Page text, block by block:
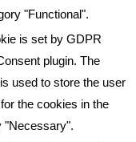
"Functional".
is set by GDPR
plugin. The
used to store the user
the cookies in the
"Necessary".